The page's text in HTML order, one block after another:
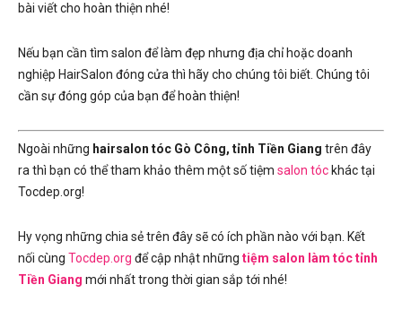
bài viết cho hoàn thiện nhé!
Nếu bạn cần tìm salon để làm đẹp nhưng địa chỉ hoặc doanh
nghiệp HairSalon đóng cửa thì hãy cho chúng tôi biết. Chúng tôi
cần sự đóng góp của bạn để hoàn thiện!
Ngoài những hairsalon tóc Gò Công, tỉnh Tiền Giang trên đây
ra thì bạn có thể tham khảo thêm một số tiệm salon tóc khác tại
Tocdep.org!
Hy vọng những chia sẻ trên đây sẽ có ích phần nào với bạn. Kết
nối cùng Tocdep.org để cập nhật những tiệm salon làm tóc tỉnh
Tiền Giang mới nhất trong thời gian sắp tới nhé!